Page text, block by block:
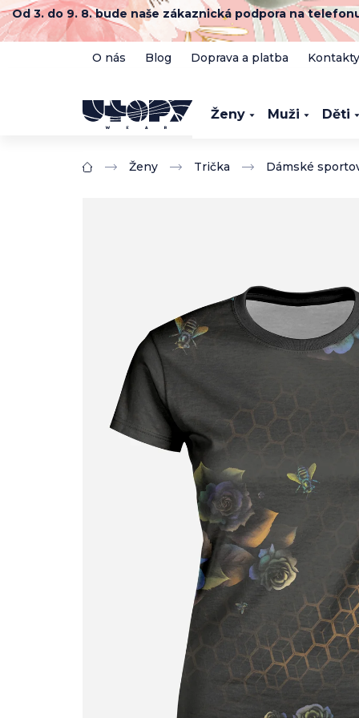
Přejít
na
obsah
Od 3. do 9. 8. bude naše zákaznická podpora na
O nás Blog Doprava a platba Kontakty
Ženy Muži Děti
Domů Ženy Trička Dámské